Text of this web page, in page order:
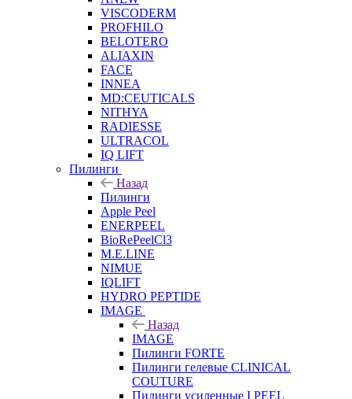
VISCODERM
PROFHILO
BELOTERO
ALIAXIN
FACE
INNEA
MD:CEUTICALS
NITHYA
RADIESSE
ULTRACOL
IQ LIFT
Пилинги
Назад
Пилинги
Apple Peel
ENERPEEL
BioRePeelCl3
M.E.LINE
NIMUE
IQLIFT
HYDRO PEPTIDE
IMAGE
Назад
IMAGE
Пилинги FORTE
Пилинги гелевые CLINICAL
COUTURE
Пилинги усиленные I PEEL